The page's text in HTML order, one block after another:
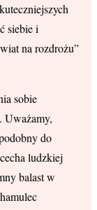
siebie i
na rozdrożu”
sobie
Uważamy,
do
ludzkiej
balast w